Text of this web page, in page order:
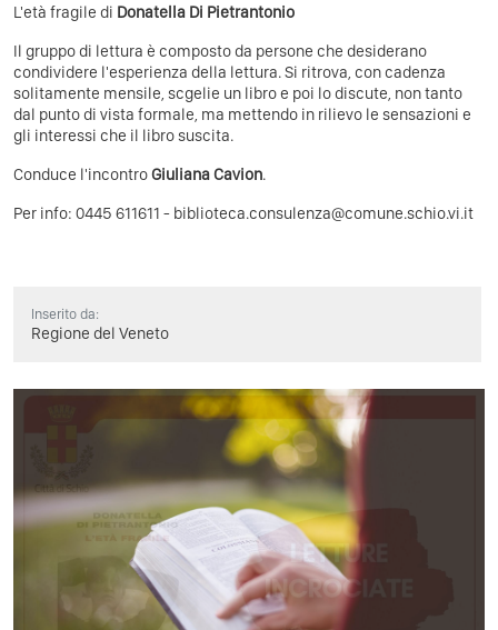
L'età fragile di Donatella Di Pietrantonio
Il gruppo di lettura è composto da persone che desiderano
condividere l'esperienza della lettura. Si ritrova, con cadenza
solitamente mensile, scgelie un libro e poi lo discute, non tanto
dal punto di vista formale, ma mettendo in rilievo le sensazioni e
gli interessi che il libro suscita.
Conduce l'incontroGiuliana Cavion.
Per info: 0445 611611 - biblioteca.consulenza@comune.schio.vi.it
Inserito da:
Regione del Veneto